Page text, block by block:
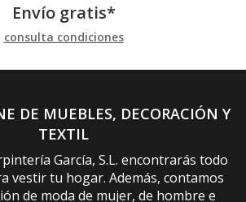
Envío gratis*
consulta condiciones
DE MUEBLES, DECORACIÓN Y
TEXTIL
García, S.L. encontrarás todo
vestir tu hogar. Además, contamos
de moda de mujer, de hombre e